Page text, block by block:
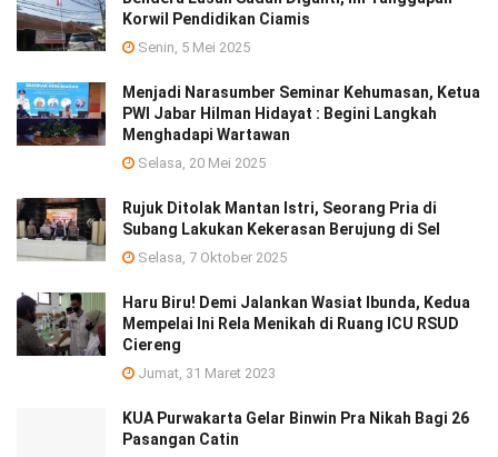
Korwil Pendidikan Ciamis
Senin, 5 Mei 2025
Menjadi Narasumber Seminar Kehumasan, Ketua
PWI Jabar Hilman Hidayat : Begini Langkah
Menghadapi Wartawan
Selasa, 20 Mei 2025
Rujuk Ditolak Mantan Istri, Seorang Pria di
Subang Lakukan Kekerasan Berujung di Sel
Selasa, 7 Oktober 2025
Haru Biru! Demi Jalankan Wasiat Ibunda, Kedua
Mempelai Ini Rela Menikah di Ruang ICU RSUD
Ciereng
Jumat, 31 Maret 2023
KUA Purwakarta Gelar Binwin Pra Nikah Bagi 26
Pasangan Catin